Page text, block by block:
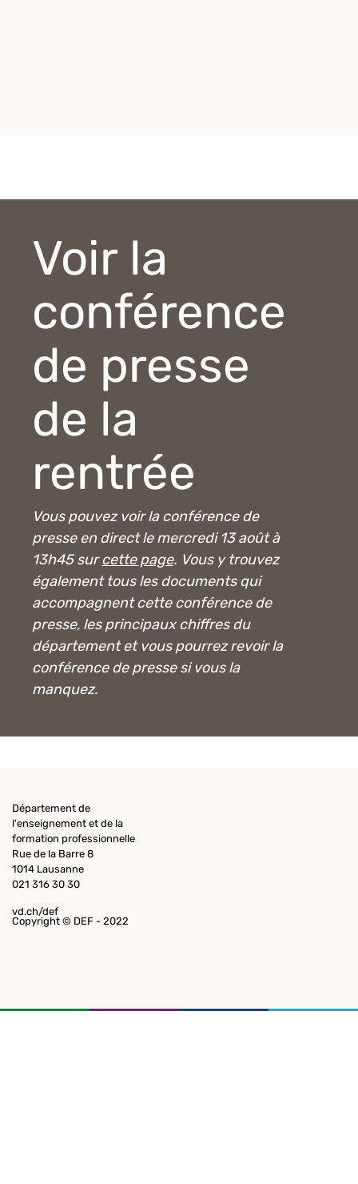
Voir la
conférence
de presse
de la
rentrée
Vous pouvez voir la conférence de
presse en direct le mercredi 13 août à
13h45 surcette page. Vous y trouvez
également tous les documents qui
accompagnent cette conférence de
presse, les principaux chiffres du
département et vous pourrez revoir la
conférence de presse si vous la
manquez.
Département de
l'enseignement et de la
formation professionnelle
Rue de la Barre 8
1014 Lausanne
021 316 30 30
vd.ch/def
Copyright © DEF - 2022